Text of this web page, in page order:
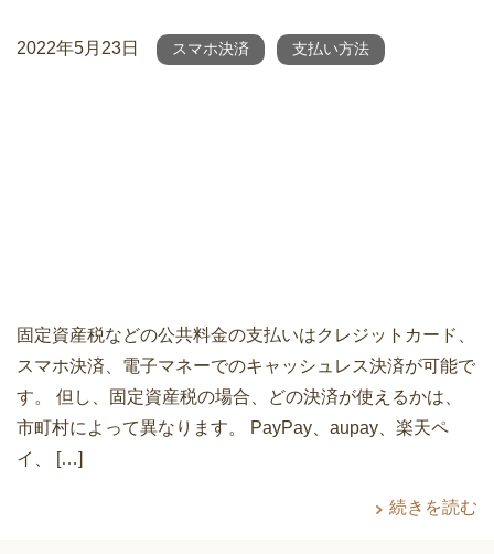
2022年5月23日 スマホ決済 支払い方法
固定資産税などの公共料金の支払いはクレジットカード、
スマホ決済、電子マネーでのキャッシュレス決済が可能で
す。 但し、固定資産税の場合、どの決済が使えるかは、
市町村によって異なります。 PayPay、aupay、楽天ペ
イ、 […]
続きを読む